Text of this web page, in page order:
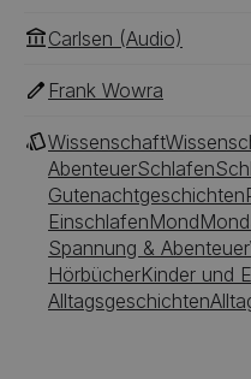
Carlsen (Audio)
Frank Wowra
Wissenschaft
AbenteuerSchlafen
Gutenachtgeschichten
EinschlafenMondMond
Spannung & Abenteuer
HörbücherKinder und
Alltagsgeschichten